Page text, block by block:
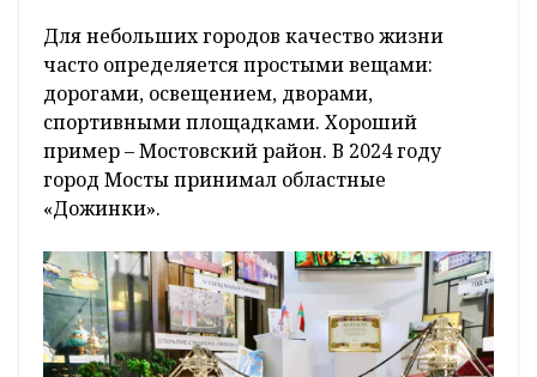
Для небольших городов качество жизни
часто определяется простыми вещами:
дорогами, освещением, дворами,
спортивными площадками. Хороший
пример – Мостовский район. В 2024 году
город Мосты принимал областные
«Дожинки».